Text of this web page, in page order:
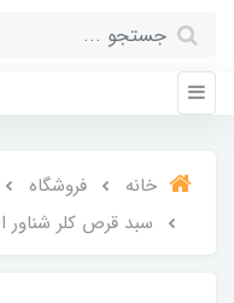
خانه فروشگاه
سبد قرص کلر شناور